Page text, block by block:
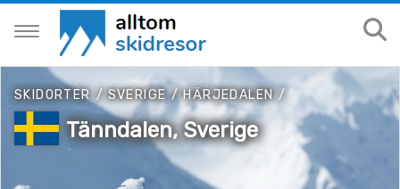
SKIDORTER / SVERIGE/HÄRJEDALEN/
Tänndalen, Sverige